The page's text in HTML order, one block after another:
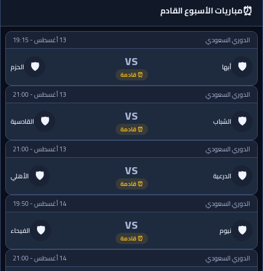
⏰مباريات الأسبوع القادم
الدوري السعودي 13 أغسطس - 19:15
🛡 أبها VS
⏰ قادمة
الحزم 🛡
الدوري السعودي 13 أغسطس - 21:00
🛡 الشباب VS
⏰ قادمة
القادسية 🛡
الدوري السعودي 13 أغسطس - 21:00
🛡 الدرعية VS
⏰ قادمة
الأهلي 🛡
الدوري السعودي 14 أغسطس - 19:50
🛡 نيوم VS
⏰ قادمة
الفيحاء 🛡
الدوري السعودي 14 أغسطس - 21:00